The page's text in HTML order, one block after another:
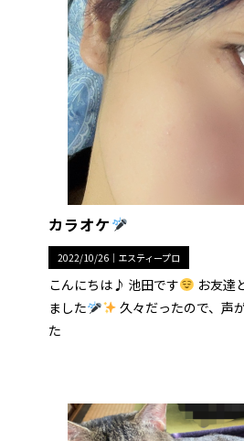
カラオケ
2022/10/26｜ エスティープロ
こんにちは♪ 池田です
お友達
ました
久々だったので、声
た